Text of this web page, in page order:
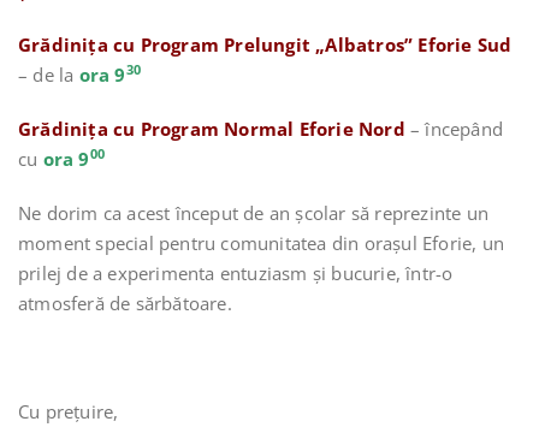
Grădinița cu Program Prelungit „Albatros” Eforie Sud
– de la ora 930
Grădinița cu Program Normal Eforie Nord – începând
cu ora 900
Ne dorim ca acest început de an școlar să reprezinte un
moment special pentru comunitatea din orașul Eforie, un
prilej de a experimenta entuziasm și bucurie, într-o
atmosferă de sărbătoare.
Cu prețuire,